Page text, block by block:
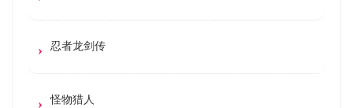
忍者龙剑传
怪物猎人